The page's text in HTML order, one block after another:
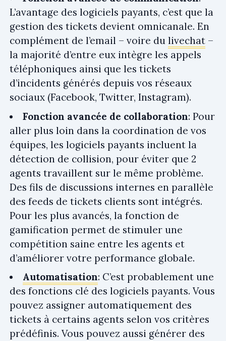
L’avantage des logiciels payants, c’est que la
gestion des tickets devient omnicanale. En
complément de l’email – voire du livechat –
la majorité d’entre eux intègre les appels
téléphoniques ainsi que les tickets
d’incidents générés depuis vos réseaux
sociaux (Facebook, Twitter, Instagram).
Fonction avancée de collaboration: Pour
aller plus loin dans la coordination de vos
équipes, les logiciels payants incluent la
détection de collision, pour éviter que 2
agents travaillent sur le même problème.
Des fils de discussions internes en parallèle
des feeds de tickets clients sont intégrés.
Pour les plus avancés, la fonction de
gamification permet de stimuler une
compétition saine entre les agents et
d’améliorer votre performance globale.
Automatisation: C’est probablement une
des fonctions clé des logiciels payants. Vous
pouvez assigner automatiquement des
tickets à certains agents selon vos critères
prédéfinis. Vous pouvez aussi générer des